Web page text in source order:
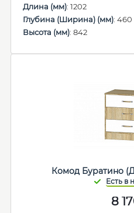
Длина (мм): 1202
Глубина (Ширина) (мм): 460
Высота (мм): 842
Комод Буратино
8